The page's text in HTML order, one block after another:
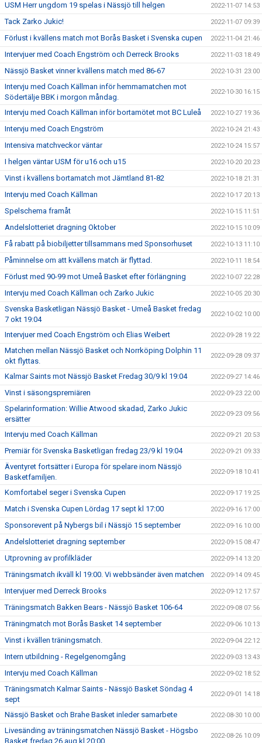
USM Herr ungdom 19 spelas i Nässjö till helgen 2022-11-07 14:53
Tack Zarko Jukic! 2022-11-07 09:39
Förlust i kvällens match mot Borås Basket i Svenska cupen 2022-11-04 21:46
Intervjuer med Coach Engström och Derreck Brooks 2022-11-03 18:49
Nässjö Basket vinner kvällens match med 86-67 2022-10-31 23:00
Intervju med Coach Källman inför hemmamatchen mot
Södertälje BBK i morgon måndag.
2022-10-30 16:15
Intervju med Coach Källman inför bortamötet mot BC Luleå 2022-10-27 19:36
Intervju med Coach Engström 2022-10-24 21:43
Intensiva matchveckor väntar 2022-10-24 15:57
I helgen väntar USM för u16 och u15 2022-10-20 20:23
Vinst i kvällens bortamatch mot Jämtland 81-82 2022-10-18 21:31
Intervju med Coach Källman 2022-10-17 20:13
Spelschema framåt 2022-10-15 11:51
Andelslotteriet dragning Oktober 2022-10-15 10:09
Få rabatt på biobiljetter tillsammans med Sponsorhuset 2022-10-13 11:10
Påminnelse om att kvällens match är flyttad. 2022-10-11 18:54
Förlust med 90-99 mot Umeå Basket efter förlängning 2022-10-07 22:28
Intervju med Coach Källman och Zarko Jukic 2022-10-05 20:30
Svenska Basketligan Nässjö Basket - Umeå Basket fredag
7 okt 19:04
2022-10-02 10:00
Intervjuer med Coach Engström och Elias Weibert 2022-09-28 19:22
Matchen mellan Nässjö Basket och Norrköping Dolphin 11
okt flyttas.
2022-09-28 09:37
Kalmar Saints mot Nässjö Basket Fredag 30/9 kl 19:04 2022-09-27 14:46
Vinst i säsongspremiären 2022-09-23 22:00
Spelarinformation: Willie Atwood skadad, Zarko Jukic
ersätter
2022-09-23 09:56
Intervju med Coach Källman 2022-09-21 20:53
Premiär för Svenska Basketligan fredag 23/9 kl 19:04 2022-09-21 09:33
Äventyret fortsätter i Europa för spelare inom Nässjö
Basketfamiljen.
2022-09-18 10:41
Komfortabel seger i Svenska Cupen 2022-09-17 19:25
Match i Svenska Cupen Lördag 17 sept kl 17:00 2022-09-16 17:00
Sponsorevent på Nybergs bil i Nässjö 15 september 2022-09-16 10:00
Andelslotteriet dragning september 2022-09-15 08:47
Utprovning av profilkläder 2022-09-14 13:20
Träningsmatch ikväll kl 19:00. Vi webbsänder även matchen 2022-09-14 09:45
Intervjuer med Derreck Brooks 2022-09-12 17:57
Träningsmatch Bakken Bears - Nässjö Basket 106-64 2022-09-08 07:56
Träningmatch mot Borås Basket 14 september 2022-09-06 10:13
Vinst i kvällen träningsmatch. 2022-09-04 22:12
Intern utbildning - Regelgenomgång 2022-09-03 13:43
Intervju med Coach Källman 2022-09-02 18:52
Träningsmatch Kalmar Saints - Nässjö Basket Söndag 4
sept
2022-09-01 14:18
Nässjö Basket och Brahe Basket inleder samarbete 2022-08-30 10:00
Livesänding av träningsmatchen Nässjö Basket - Högsbo
Basket fredag 26 aug kl 20:00
2022-08-26 10:09